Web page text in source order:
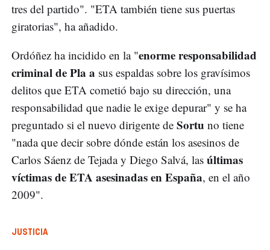
tres del partido". "ETA también tiene sus puertas
giratorias", ha añadido.
Ordóñez ha incidido en la "enorme responsabilidad
criminal de Pla a sus espaldas sobre los gravísimos
delitos que ETA cometió bajo su dirección, una
responsabilidad que nadie le exige depurar" y se ha
preguntado si el nuevo dirigente de Sortu no tiene
"nada que decir sobre dónde están los asesinos de
Carlos Sáenz de Tejada y Diego Salvá, las últimas
víctimas de ETA asesinadas en España, en el año
2009".
JUSTICIA